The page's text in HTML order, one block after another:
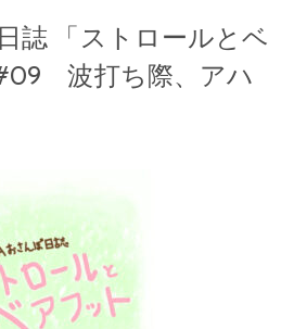
誌 「ストロールとベ
波打ち際、アハ